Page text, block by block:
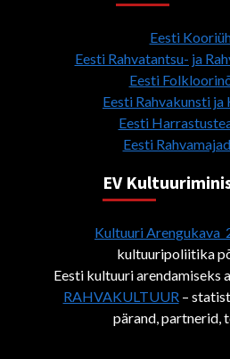
Eesti
Eesti Rahvatantsu- ja
Eesti
Eesti Rahvakunsti
Eesti
Eesti
EV
Kultuuri Arengukava
kultuuripoliitika
Eesti kultuuri arendamiseks
RAHVAKULTUUR–
pärand, partnerid,